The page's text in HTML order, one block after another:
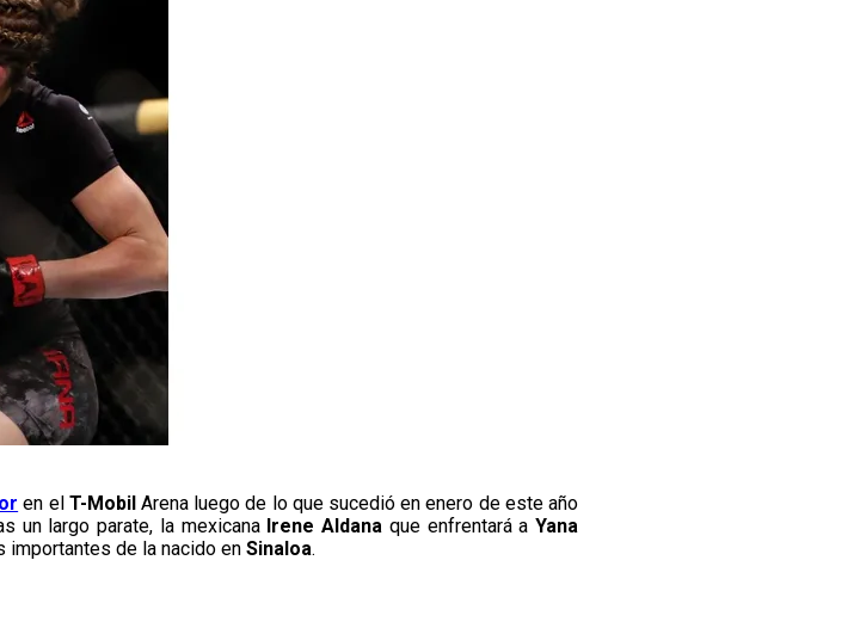
en el T-Mobil Arena luego de lo que sucedió en enero de este año
un largo parate, la mexicana Irene Aldana que enfrentará a Yana
importantes de la nacido en Sinaloa.